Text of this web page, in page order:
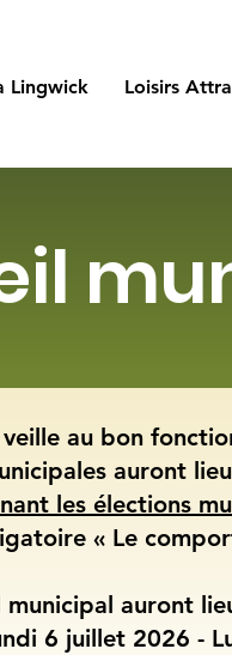
Lingwick Loisirs
au bon
auront
les élections
« Le
auront
6 juillet 2026 -